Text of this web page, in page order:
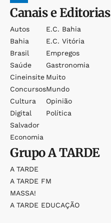
Canais e Editorias
Autos
Bahia
Brasil
Saúde
Cineinsite
Concursos
Cultura
Digital
Salvador
Economia
E.c. Bahia
E.c. Vitória
Empregos
Gastronomia
Muito
Mundo
Opinião
Política
GrupoA TARDE
A TARDE
A TARDE FM
MASSA!
A TARDE EDUCAÇÃO